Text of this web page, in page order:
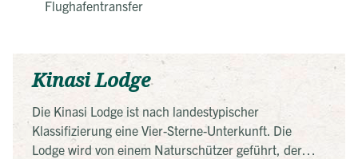
Flughafentransfer
Kinasi Lodge
Die Kinasi Lodge ist nach landestypischer
Klassifizierung eine Vier-Sterne-Unterkunft. Die
Lodge wird von einem Naturschützer geführt, der